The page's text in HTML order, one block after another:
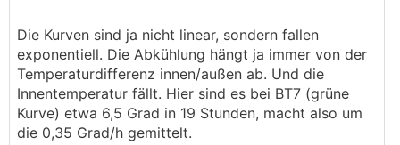
Die Kurven sind ja nicht linear, sondern fallen
exponentiell. Die Abkühlung hängt ja immer von der
Temperaturdifferenz innen/außen ab. Und die
Innentemperatur fällt. Hier sind es bei BT7 (grüne
Kurve) etwa 6,5 Grad in 19 Stunden, macht also um
die 0,35 Grad/h gemittelt.